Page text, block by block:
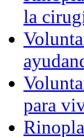
la
para